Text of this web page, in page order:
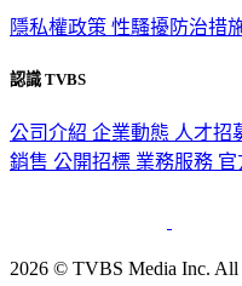
隱私權政策 性騷擾防治措
認識 TVBS
公司介紹 企業動態 人才招
銷售 公開招標 業務服務 官
2026 © TVBS Media Inc.